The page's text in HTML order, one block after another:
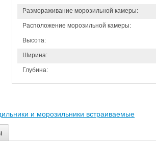
Размораживание морозильной камеры:
Расположение морозильной камеры:
Высота:
Ширина:
Глубина:
и морозильники встраиваемые